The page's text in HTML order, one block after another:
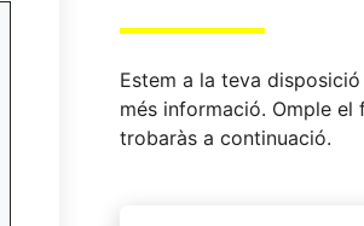
Estem a la teva
més informació. Omple el
trobaràs a continuació.